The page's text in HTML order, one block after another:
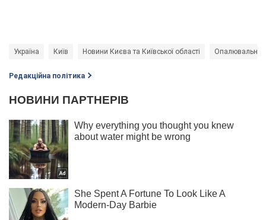
Україна Київ Новини Києва та Київської області Опалювальний
Редакційна політика